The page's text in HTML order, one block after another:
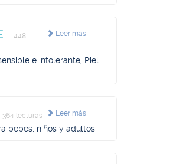
Leer más
448
e intolerante, Piel
Leer más
364 lecturas
bebés, niños y adultos